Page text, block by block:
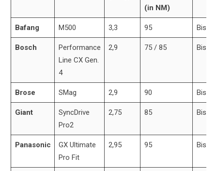
(in NM)
Bafang M500 3,3 95 Bis
Bosch
Performance
Line CX Gen.
4
2,9 75 / 85 Bis
Brose SMag 2,9 90 Bis
Giant
SyncDrive
Pro2
2,75 85 Bis
Panasonic
GX Ultimate
Pro Fit
2,95 95 Bis